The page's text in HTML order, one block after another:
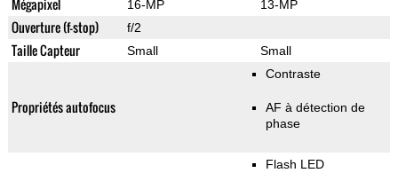
Mégapixel 16-MP 13-MP
Ouverture (f-stop) f/2
Taille Capteur Small Small
Propriétés autofocus
Contraste
AF à détection de
phase
Flash LED